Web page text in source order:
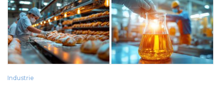
Industrie